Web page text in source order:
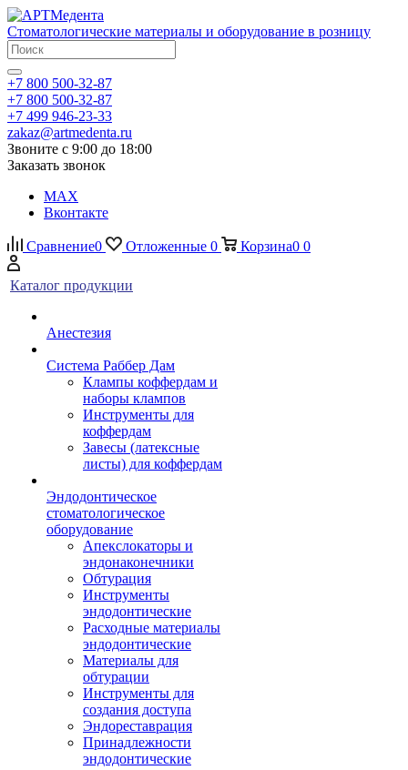
Стоматологические материалы и оборудование в розницу
+7 800 500-32-87
+7 800 500-32-87
+7 499 946-23-33
zakaz@artmedenta.ru
Звоните с 9:00 до 18:00
Заказать звонок
MAX
Вконтакте
Сравнение0 Отложенные 0 Корзина0 0
Каталог продукции
Анестезия
Система Раббер Дам
Клампы коффердам и
наборы клампов
Инструменты для
коффердам
Завесы (латексные
листы) для коффердам
Эндодонтическое
стоматологическое
оборудование
Апекслокаторы и
эндонаконечники
Обтурация
Инструменты
эндодонтические
Расходные материалы
эндодонтические
Материалы для
обтурации
Инструменты для
создания доступа
Эндореставрация
Принадлежности
эндодонтические